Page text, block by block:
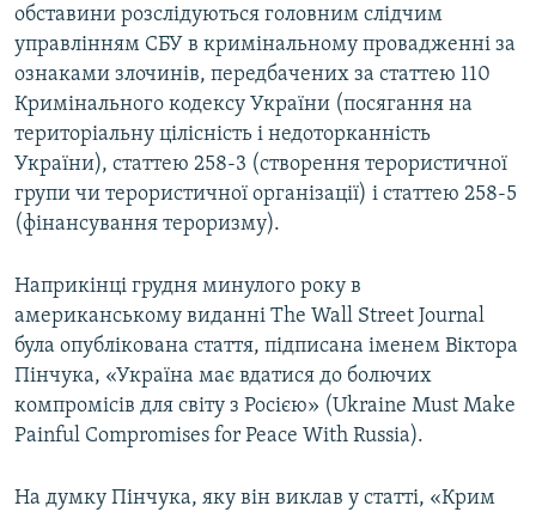
обставини розслідуються головним слідчим
управлінням СБУ в кримінальному провадженні за
ознаками злочинів, передбачених за статтею 110
Кримінального кодексу України (посягання на
територіальну цілісність і недоторканність
України), статтею 258-3 (створення терористичної
групи чи терористичної організації) і статтею 258-5
(фінансування тероризму).
Наприкінці грудня минулого року в
американському виданні The Wall Street Journal
була опублікована стаття, підписана іменем Віктора
Пінчука, «Україна має вдатися до болючих
компромісів для світу з Росією» (Ukraine Must Make
Painful Compromises for Peace With Russia).
На думку Пінчука, яку він виклав у статті, «Крим